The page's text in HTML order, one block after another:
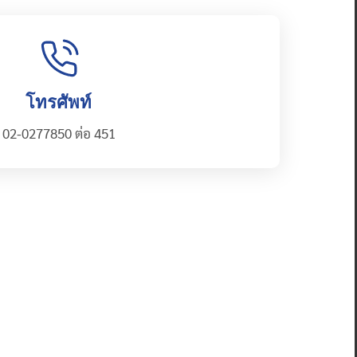
โทรศัพท์
02-0277850 ต่อ 451